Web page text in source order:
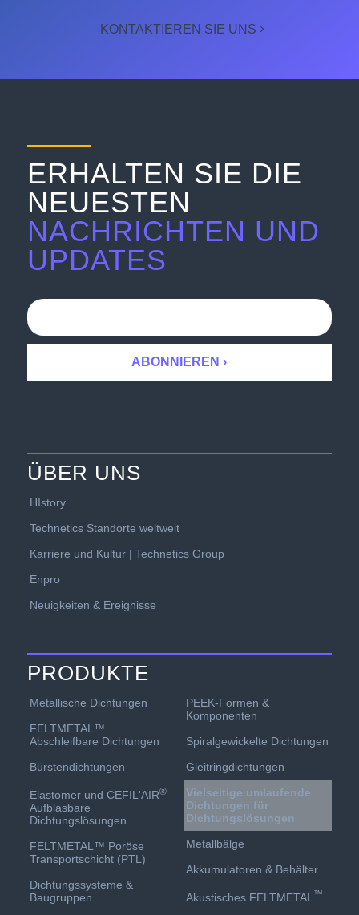
KONTAKTIEREN SIE UNS
ERHALTEN SIE DIE
NEUESTEN
NACHRICHTEN UND
UPDATES
ÜBER UNS
HIstory
Technetics Standorte weltweit
Karriere und Kultur | Technetics Group
Enpro
Neuigkeiten & Ereignisse
PRODUKTE
Metallische Dichtungen
FELTMETAL™
Abschleifbare Dichtungen
Bürstendichtungen
Elastomer und CEFIL'AIR®
Aufblasbare
Dichtungslösungen
FELTMETAL™ Poröse
Transportschicht (PTL)
Dichtungssysteme &
Baugruppen
PEEK-Formen &
Komponenten
Spiralgewickelte Dichtungen
Gleitringdichtungen
Vielseitige umlaufende
Dichtungen für
Dichtungslösungen
Metallbälge
Akkumulatoren & Behälter
Akustisches FELTMETAL ™